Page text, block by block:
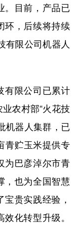
عربى
。目前，产品已
环，后续将持续
有限公司机器人
限公司已累计
农村部“火花技
机器人集群，已
青贮玉米提供专
为巴彦淖尔市青
，也为全国智慧
贵实践经验，
化转型升级。